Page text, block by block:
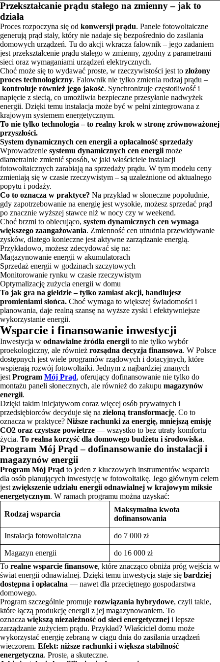
Przekształcanie prądu stałego na zmienny – jak to
działa
Proces rozpoczyna się od konwersji prądu. Panele fotowoltaiczne
generują prąd stały, który nie nadaje się bezpośrednio do zasilania
domowych urządzeń. Tu do akcji wkracza falownik – jego zadaniem
jest przekształcenie prądu stałego w zmienny, zgodny z parametrami
sieci oraz wymaganiami urządzeń elektrycznych.
Choć może się to wydawać proste, w rzeczywistości jest to złożony
proces technologiczny. Falownik nie tylko zmienia rodzaj prądu –
kontroluje również jego jakość. Synchronizuje częstotliwość i
napięcie z siecią, co umożliwia bezpieczne przesyłanie nadwyżek
energii. Dzięki temu instalacja może być w pełni zintegrowana z
krajowym systemem energetycznym.
To nie tylko technologia – to realny krok w stronę zrównoważonej
przyszłości.
System dynamicznych cen energii a opłacalność sprzedaży
Wprowadzenie systemu dynamicznych cen energii może
diametralnie zmienić sposób, w jaki właściciele instalacji
fotowoltaicznych zarabiają na sprzedaży prądu. W tym modelu ceny
zmieniają się w czasie rzeczywistym – są uzależnione od aktualnego
popytu i podaży.
Co to oznacza w praktyce? Na przykład w słoneczne popołudnie,
gdy zapotrzebowanie na energię jest wysokie, możesz sprzedać prąd
po znacznie wyższej stawce niż w nocy czy w weekend.
Choć brzmi to obiecująco, system dynamicznych cen wymaga
większego zaangażowania. Zmienność cen utrudnia przewidywanie
zysków, dlatego konieczne jest aktywne zarządzanie energią.
Przykładowo, możesz zdecydować się na:
Magazynowanie energii w akumulatorach
Sprzedaż energii w godzinach szczytowych
Monitorowanie rynku w czasie rzeczywistym
Optymalizację zużycia energii w domu
To jak gra na giełdzie – tylko zamiast akcji, handlujesz
promieniami słońca. Choć wymaga to większej świadomości i
planowania, daje realną szansę na wyższe zyski i efektywniejsze
wykorzystanie energii.
Wsparcie i finansowanie inwestycji
Inwestycja w odnawialne źródła energii to nie tylko wybór
proekologiczny, ale również rozsądna decyzja finansowa. W Polsce
dostępnych jest wiele programów rządowych i dotacyjnych, które
wspierają rozwój fotowoltaiki. Jednym z najbardziej znanych
jest Program Mój Prąd, oferujący dofinansowanie nie tylko do
montażu paneli słonecznych, ale również do zakupu magazynów
energii.
Dzięki takim inicjatywom coraz więcej osób prywatnych i
przedsiębiorców decyduje się na zieloną transformację. Co to
oznacza w praktyce? Niższe rachunki za energię, mniejszą emisję
CO2 oraz czystsze powietrze — wszystko to bez utraty komfortu
życia. To realna korzyść dla domowego budżetu i środowiska.
Program Mój Prąd – dofinansowanie do instalacji i
magazynów energii
Program Mój Prąd to jeden z kluczowych instrumentów wsparcia
dla osób planujących inwestycję w fotowoltaikę. Jego głównym celem
jest zwiększenie udziału energii odnawialnej w krajowym miksie
energetycznym. W ramach programu można uzyskać:
Rodzaj wsparcia
Maksymalna kwota
dofinansowania
Instalacja fotowoltaiczna do 7 000 zł
Magazyn energii
do 16 000 zł
To realne wsparcie finansowe, które znacząco obniża próg wejścia w
świat energii odnawialnej. Dzięki temu inwestycja staje się bardziej
dostępna i opłacalna — nawet dla przeciętnego gospodarstwa
domowego.
Program szczególnie promuje rozwiązania hybrydowe, czyli takie,
które łączą produkcję energii z jej magazynowaniem. To
oznacza większą niezależność od sieci energetycznej i lepsze
zarządzanie zużyciem prądu. Przykład? Właściciel domu może
wykorzystać energię zebraną w ciągu dnia do zasilania urządzeń
wieczorem. Efekt: niższe rachunki i większa stabilność
energetyczna. Proste, a skuteczne.